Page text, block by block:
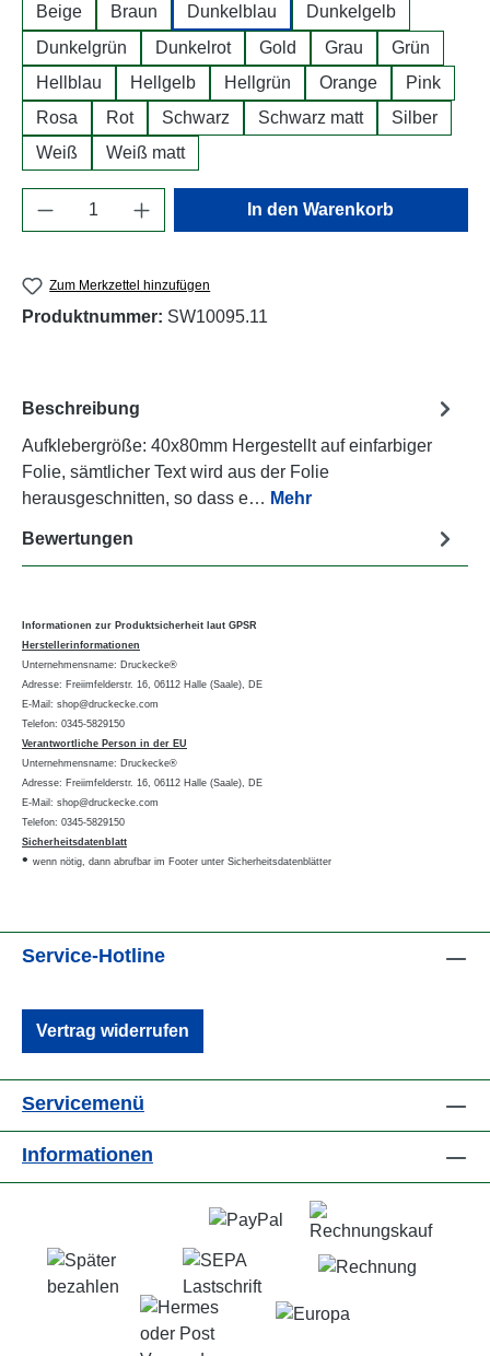
Beige Braun Dunkelblau
Dunkelgelb
Dunkelgrün
Dunkelrot Gold Grau
Grün
Hellblau
Hellgelb Hellgrün Orange
Pink
Rosa
Rot Schwarz Schwarz matt
Silber
Weiß
Weiß matt
Produkt Anzahl: Gib den gewünschten
In den Warenkorb
Zum Merkzettel hinzufügen
Produktnummer: SW10095.11
Beschreibung
Aufklebergröße: 40x80mm Hergestellt auf einfarbiger
Folie, sämtlicher Text wird aus der Folie
herausgeschnitten, so dass e… Mehr
Bewertungen
Informationen zur Produktsicherheit laut GPSR
Herstellerinformationen
Unternehmensname: Druckecke®
Adresse: Freiimfelderstr. 16, 06112 Halle (Saale), DE
E-Mail: shop@druckecke.com
Telefon: 0345-5829150
Verantwortliche Person in der EU
Unternehmensname: Druckecke®
Adresse: Freiimfelderstr. 16, 06112 Halle (Saale), DE
E-Mail: shop@druckecke.com
Telefon: 0345-5829150
Sicherheitsdatenblatt
• wenn nötig, dann abrufbar im Footer unter Sicherheitsdatenblätter
Service-Hotline
Vertrag widerrufen
Servicemenü
Informationen